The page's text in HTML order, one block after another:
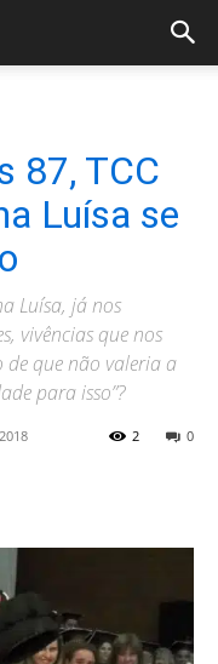
87, TCC
Luísa se
Luísa, já nos
vivências que nos
que não valeria a
para isso”?
0
2